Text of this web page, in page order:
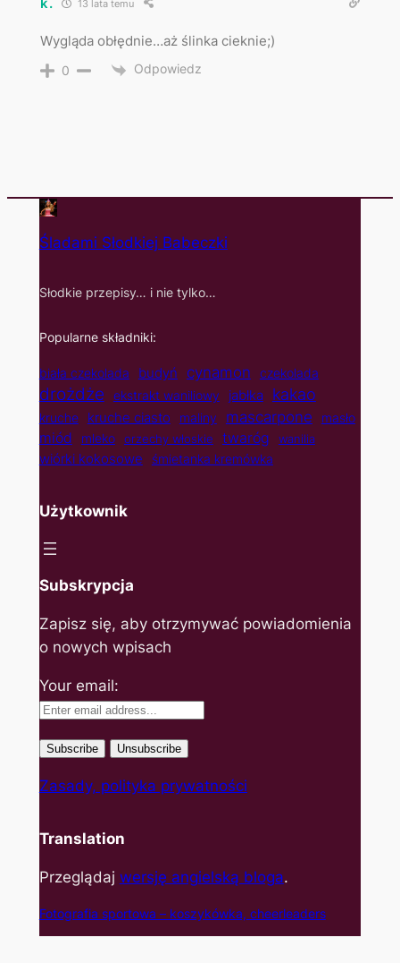
13 lata temu
Wygląda obłędnie…aż ślinka cieknie;)
0 Odpowiedz
Śladami Słodkiej Babeczki
Słodkie przepisy… i nie tylko…
Popularne składniki:
biała czekolada budyń cynamon czekolada
drożdże ekstrakt waniliowy jabłka kakao
kruche kruche ciasto maliny mascarpone masło
miód mleko orzechy włoskie twaróg wanilia
wiórki kokosowe śmietanka kremówka
Użytkownik
Subskrypcja
Zapisz się, aby otrzymywać powiadomienia
o nowych wpisach
Your email:
Zasady, polityka prywatności
Translation
Przeglądaj wersję angielską bloga.
Fotografia sportowa – koszykówka, cheerleaders